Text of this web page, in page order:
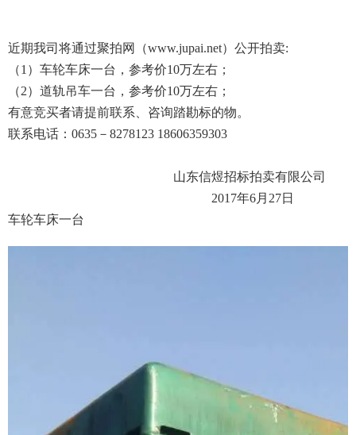
成交案例
打折资产
近期我司将通过聚拍网（www.jupai.net）公开拍卖:
（1）车轮车床一台，参考价10万左右；
（2） 道轨吊车一台，参考价10万左右；
有意竞买者请提前联系、咨询踏勘标的物。
联系电话： 0635－8278123 18606359303
山东信煜招标拍卖有限公司
2017年6月 27日
车轮车床一台